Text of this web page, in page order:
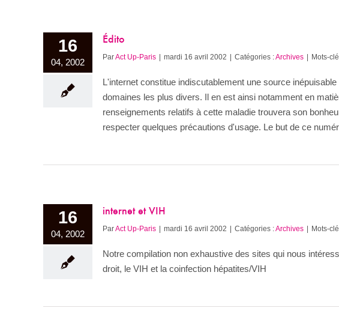
16
04, 2002
Édito
ParAct Up-Paris | mardi 16 avril 2002 | Catégories :Archives | Mots-
L'internet constitue indiscutablement une source
domaines les plus divers. Il en est ainsi notamment en
renseignements relatifs à cette maladie trouvera son
respecter quelques précautions d'usage. Le but de ce
16
04, 2002
internet et VIH
ParAct Up-Paris | mardi 16 avril 2002 | Catégories :Archives | Mots-
Notre compilation non exhaustive des sites qui nous
droit, le VIH et la coinfection hépatites/VIH